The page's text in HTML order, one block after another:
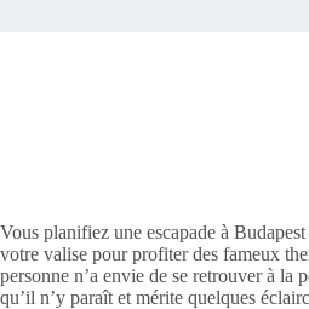
Vous planifiez une escapade à
votre valise pour profiter des fameux
personne n’a envie de se retrouver à la
qu’il n’y paraît et mérite quelques